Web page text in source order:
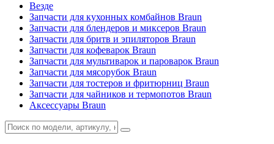
Везде
Запчасти для кухонных комбайнов Braun
Запчасти для блендеров и миксеров Braun
Запчасти для бритв и эпиляторов Braun
Запчасти для кофеварок Braun
Запчасти для мультиварок и пароварок Braun
Запчасти для мясорубок Braun
Запчасти для тостеров и фритюрниц Braun
Запчасти для чайников и термопотов Braun
Аксессуары Braun